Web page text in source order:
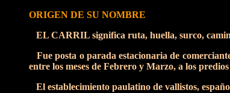
ORIGEN DE SU NOMBRE
EL CARRIL significa ruta, huella, surco,
Fue posta o parada estacionaria de
entre los meses de Febrero y Marzo, a los
El establecimiento paulatino de vallistos,